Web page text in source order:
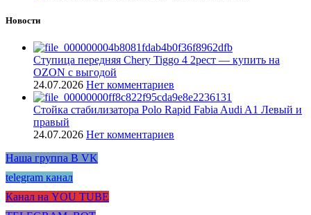
Новости
Ступица передняя Chery Tiggo 4 2рест — купить на
OZON с выгодой
24.07.2026 Нет комментариев
Стойка стабилизатора Polo Rapid Fabia Audi A1 Левый и
правый
24.07.2026 Нет комментариев
Наша группа В VK
telegram канал
Канал на YOU TUBE